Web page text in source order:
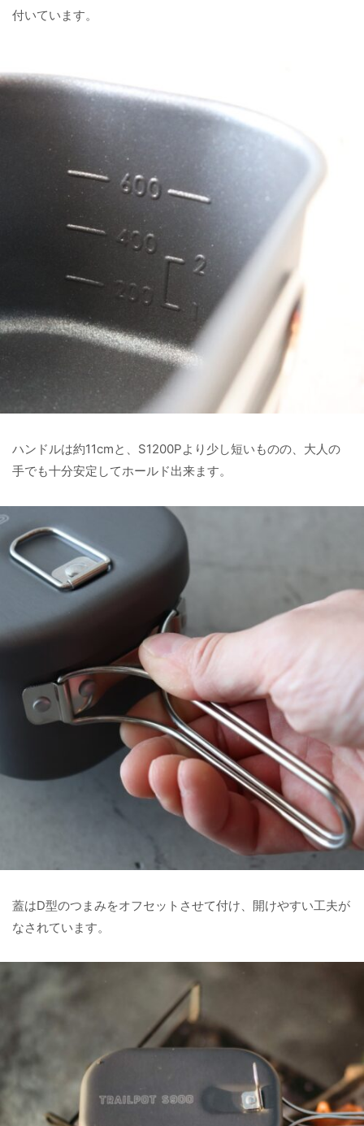
付いています。
ハンドルは約11cmと、S1200Pより少し短いものの、大人の
手でも十分安定してホールド出来ます。
蓋はD型のつまみをオフセットさせて付け、開けやすい工夫が
なされています。